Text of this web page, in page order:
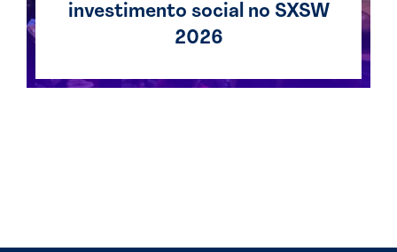
investimento social no SXSW
2026